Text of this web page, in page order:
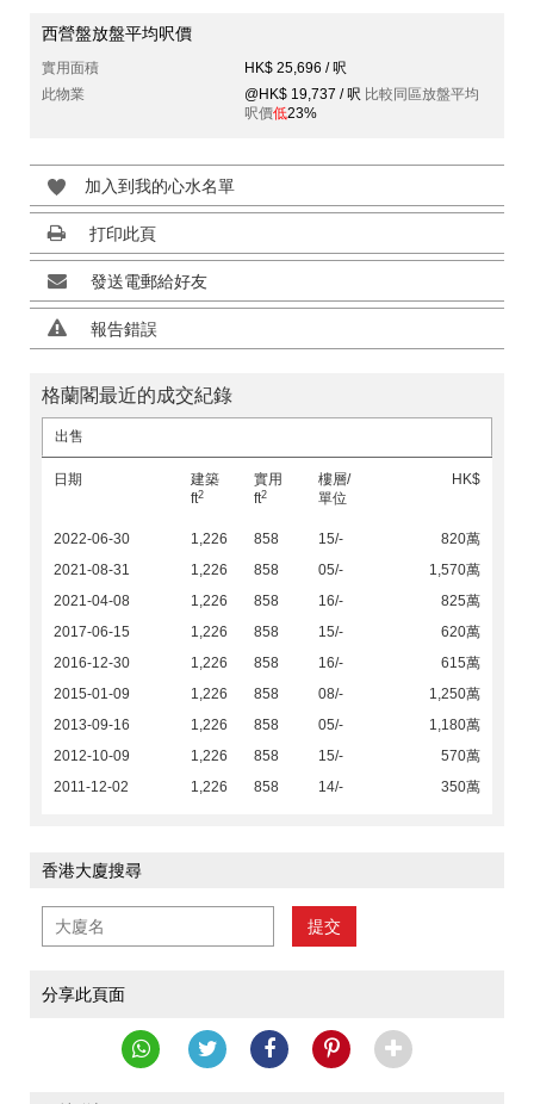
西營盤放盤平均呎價
實用面積
HK$ 25,696 / 呎
此物業
@HK$ 19,737 / 呎 比較同區放盤平均
呎價低23%
加入到我的心水名單
打印此頁
發送電郵給好友
報告錯誤
格蘭閣最近的成交紀錄
出售
日期
建築
ft2
實用
ft2
樓層/
單位
HK$
2022-06-30 1,226 858 15/-
820萬
2021-08-31
1,226 858 05/-
1,570萬
2021-04-08
1,226 858 16/-
825萬
2017-06-15
1,226 858 15/-
620萬
2016-12-30
1,226 858 16/-
615萬
2015-01-09
1,226 858 08/-
1,250萬
2013-09-16
1,226 858 05/-
1,180萬
2012-10-09
1,226 858 15/-
570萬
2011-12-02
1,226 858 14/- 350萬
香港大廈搜尋
提交
分享此頁面